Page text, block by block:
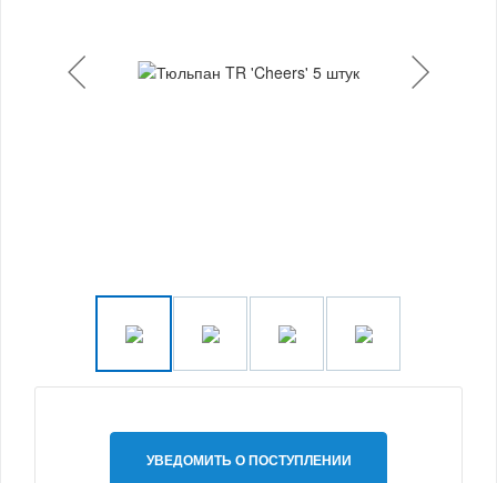
УВЕДОМИТЬ О ПОСТУПЛЕНИИ